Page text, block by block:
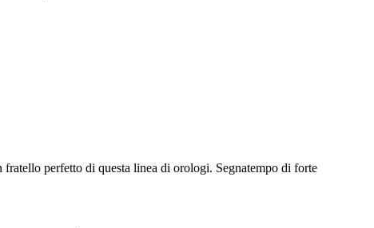
perfetto di questa linea di orologi. Segnatempo di forte